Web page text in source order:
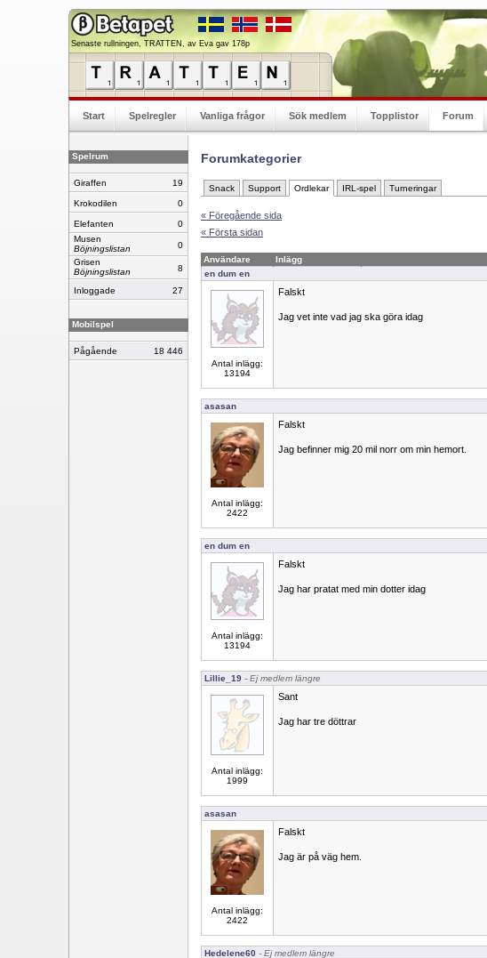
Senaste rullningen, TRATTEN, av Eva gav 178p
Start Spelregler Vanliga frågor Sök medlem Topplistor Forum
Spelrum
Giraffen 19
Krokodilen 0
Elefanten
0
Musen
Böjningslistan
0
Grisen
Böjningslistan
8
Inloggade 27
Mobilspel
Pågående 18 446
Forumkategorier
Snack Support Ordlekar IRL-spel Turneringar
« Föregående sida
« Första sidan
Användare
Inlägg
en dum en
Antal inlägg:
13194
Falskt
Jag vet inte vad jag ska göra idag
asasan
Antal inlägg:
2422
Falskt
Jag befinner mig 20 mil norr om min hemort.
en dum en
Antal inlägg:
13194
Falskt
Jag har pratat med min dotter idag
Lillie_19 - Ej medlem längre
Antal inlägg:
1999
Sant
Jag har tre döttrar
asasan
Antal inlägg:
2422
Falskt
Jag är på väg hem.
Hedelene60 - Ej medlem längre